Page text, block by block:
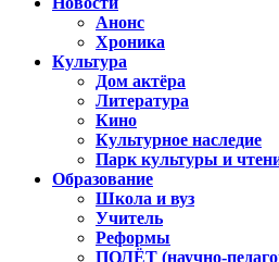
Анонс
Хроника
Культура
Дом актёра
Литература
Кино
Культурное наследие
Парк культуры и
Образование
Школа и вуз
Учитель
Реформы
ПОЛЁТ (научно-